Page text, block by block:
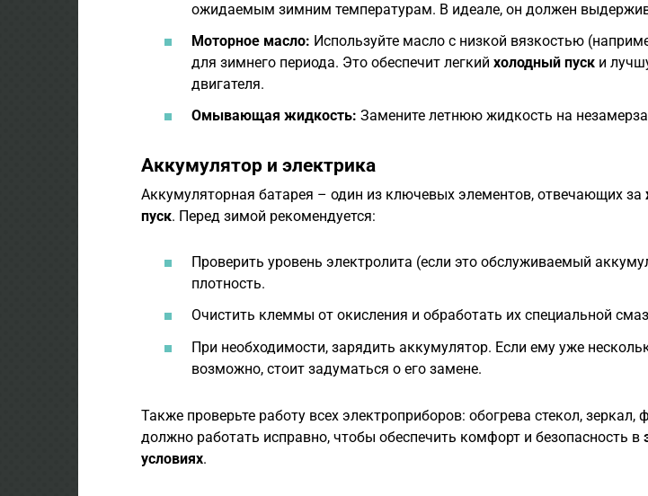
ожидаемым зимним температурам. В идеале, он должен
Моторное масло: Используйте масло с низкой вязкостью
для зимнего периода. Это обеспечит легкий холодный пуск и
двигателя.
Омывающая жидкость: Замените летнюю жидкость на
Аккумулятор и электрика
Аккумуляторная батарея – один из ключевых элементов, отвечающих за
пуск. Перед зимой рекомендуется:
Проверить уровень электролита (если это обслуживаемый
плотность.
Очистить клеммы от окисления и обработать их специальной
При необходимости, зарядить аккумулятор. Если ему уже
возможно, стоит задуматься о его замене.
Также проверьте работу всех электроприборов: обогрева стекол, зеркал,
должно работать исправно, чтобы обеспечить комфорт и безопасность в
условиях.